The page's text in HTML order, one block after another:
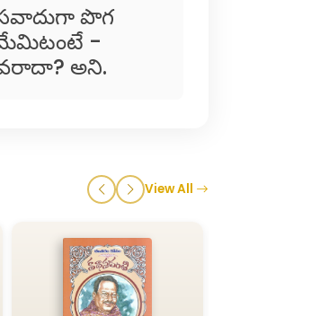
సవాదుగా పొగ
-
అని.
View All